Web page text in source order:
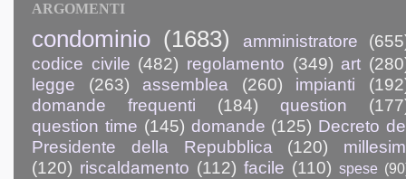
ARGOMENTI
condominio (1683) amministratore
codice civile (482) regolamento (349) art
legge
(263) assemblea (260) impianti
domande frequenti
(184) question
question time (145) domande (125) Decreto
Presidente della Repubblica
(120)
(120) riscaldamento (112) facile (110) spese